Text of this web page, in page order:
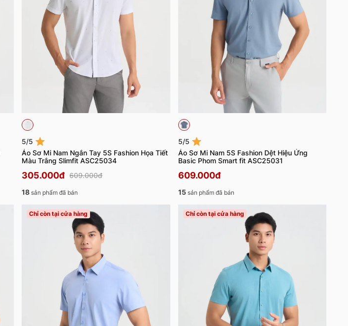
5/5
Áo Sơ Mi Nam Ngắn Tay 5S Fashion Họa Tiết
Màu Trắng Slimfit ASC25034
305.000đ 609.000đ
18 sản phẩm đã bán
5/5
Áo Sơ Mi Nam 5S Fashion Dệt Hiệu Ứng
Basic Phom Smart fit ASC25031
609.000đ
15sản phẩm đã bán
Chỉ còn tại cửa hàng Chỉ còn tại cửa hàng